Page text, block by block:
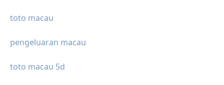
toto macau
pengeluaran macau
toto macau 5d